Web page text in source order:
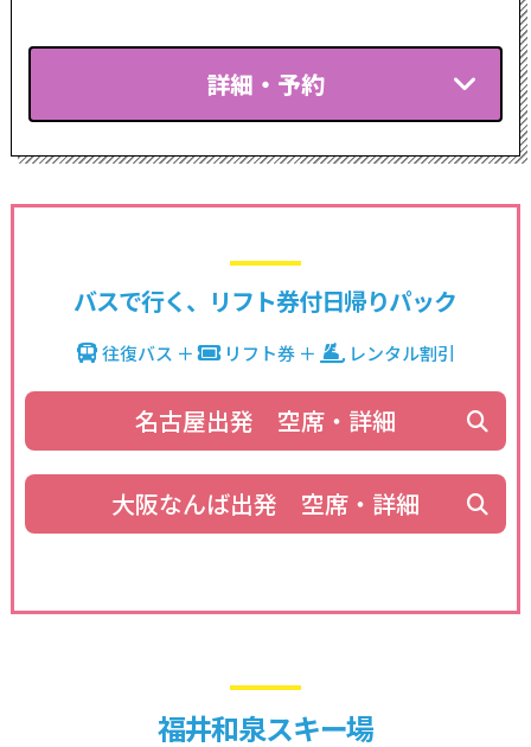
詳細・予約
バスで行く、リフト券付日帰りパック
往復バス ＋ リフト券 ＋ レンタル割引
名古屋出発 空席・詳細
大阪なんば出発 空席・詳細
福井和泉スキー場